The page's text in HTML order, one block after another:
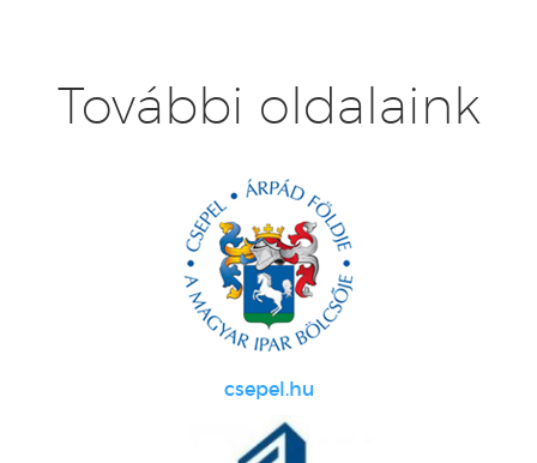
További oldalaink
csepel.hu